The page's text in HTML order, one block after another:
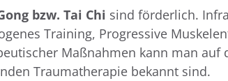
bzw. Tai Chi sind förderlich.
Training, Progressive
Maßnahmen kann man auf
Traumatherapie bekannt sind.